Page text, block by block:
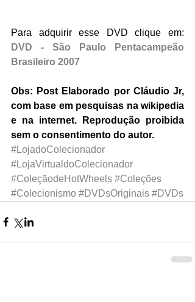
DVD - São Paulo Pentacampeão
Brasileiro 2007
Obs: Post Elaborado por Cláudio Jr,
com base em pesquisas na wikipedia
e na internet. Reprodução proibida
sem o consentimento do autor.
#LojadoColecionador
#LojaVirtualdoColecionador
#ColeçãodeHotWheels #Coleções
#Colecionismo #DVDsOriginais #DVDs